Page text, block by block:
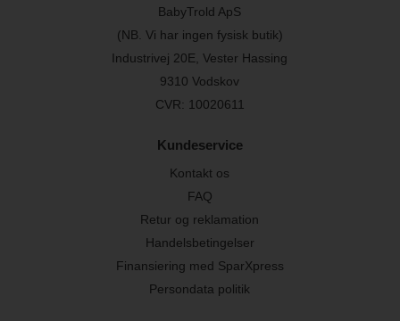
BabyTrold ApS
(NB. Vi har ingen fysisk butik)
Industrivej 20E, Vester Hassing
9310 Vodskov
CVR: 10020611
Kundeservice
Kontakt os
FAQ
Retur og reklamation
Handelsbetingelser
Finansiering med SparXpress
Persondata politik